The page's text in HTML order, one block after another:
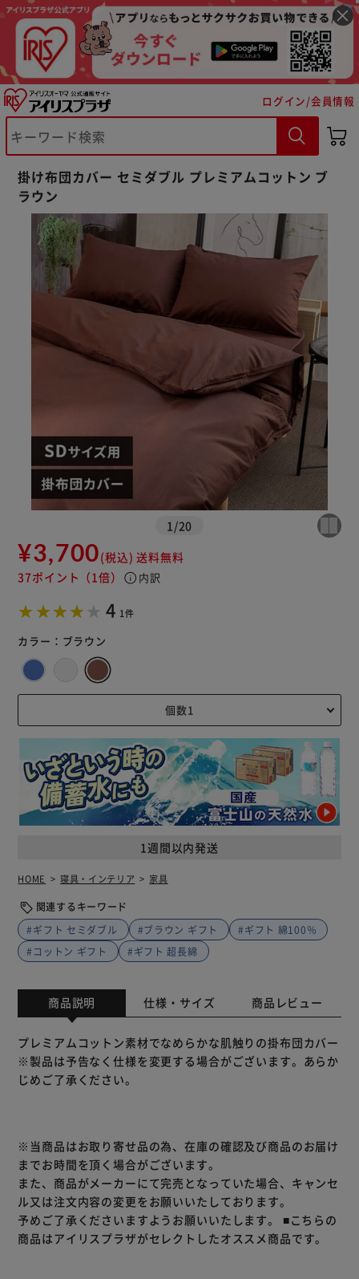
ログイン/会員情報
掛け布団カバー セミダブル プレミアムコットン ブ
ラウン
1 /20
¥3,700(税込) 送料無料
37ポイント （1倍） info 内訳
4 1件
カラー： ブラウン
1週間以内発送
HOME 寝具・インテリア 家具
関連するキーワード
#ギフト セミダブル
#ブラウン ギフト
#ギフト 綿100％
#コットン ギフト
#ギフト 超長綿
商品説明 仕様・サイズ 商品レビュー
プレミアムコットン素材でなめらかな肌触りの掛布団カバー
※製品は予告なく仕様を変更する場合がございます。あらか
じめご了承ください。
※当商品はお取り寄せ品の為、在庫の確認及び商品のお届け
までお時間を頂く場合がございます。
また、商品がメーカーにて完売となっていた場合、キャンセ
ル又は注文内容の変更をお願いいたしております。
予めご了承くださいますようお願いいたします。 ■こちらの
商品はアイリスプラザがセレクトしたオススメ商品です。
※ご確認ください
カートに入れる